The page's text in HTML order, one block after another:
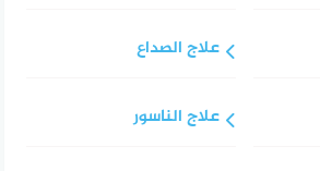
علاج الصداع
علاج الناسور